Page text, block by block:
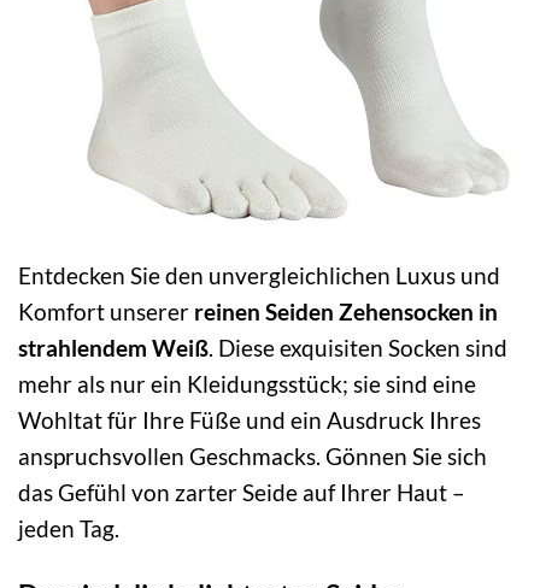
Entdecken Sie den unvergleichlichen Luxus und
Komfort unserer reinen Seiden Zehensocken in
strahlendem Weiß. Diese exquisiten Socken sind
mehr als nur ein Kleidungsstück; sie sind eine
Wohltat für Ihre Füße und ein Ausdruck Ihres
anspruchsvollen Geschmacks. Gönnen Sie sich
das Gefühl von zarter Seide auf Ihrer Haut –
jeden Tag.